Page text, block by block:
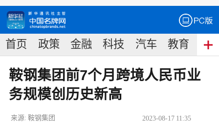
首页 政策 金融 科技 汽车 教育 食
鞍钢集团前7个月跨境人民币业
务规模创历史新高
2023-08-17 11:35
来源: 鞍钢集团